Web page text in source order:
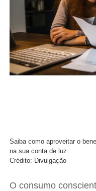
Saiba como aproveitar o
na sua conta de luz.
Crédito: Divulgação
O consumo